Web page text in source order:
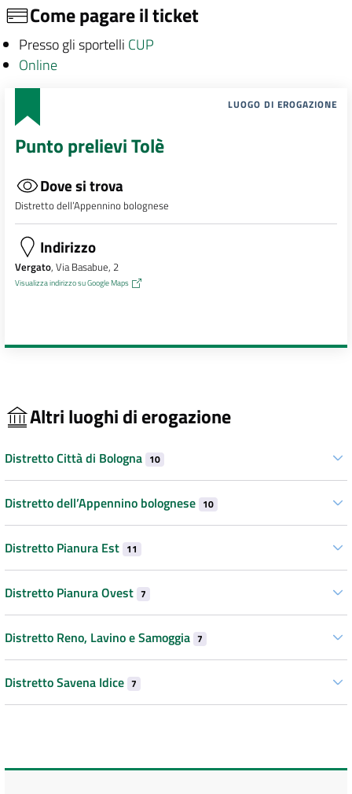
Come pagare il ticket
Presso gli sportelli CUP
Online
LUOGO DI EROGAZIONE
Punto prelievi Tolè
Dove si trova
Distretto dell’Appennino bolognese
Indirizzo
Vergato, Via Basabue, 2
Visualizza indirizzo su Google Maps
Altri luoghi di erogazione
Distretto Città di Bologna 10
Distretto dell’Appennino bolognese 10
Distretto Pianura Est 11
Distretto Pianura Ovest 7
Distretto Reno, Lavino e Samoggia 7
Distretto Savena Idice 7